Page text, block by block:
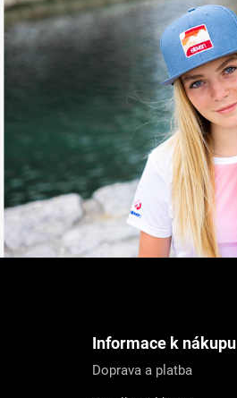
Informace k nákupu
Doprava a platba